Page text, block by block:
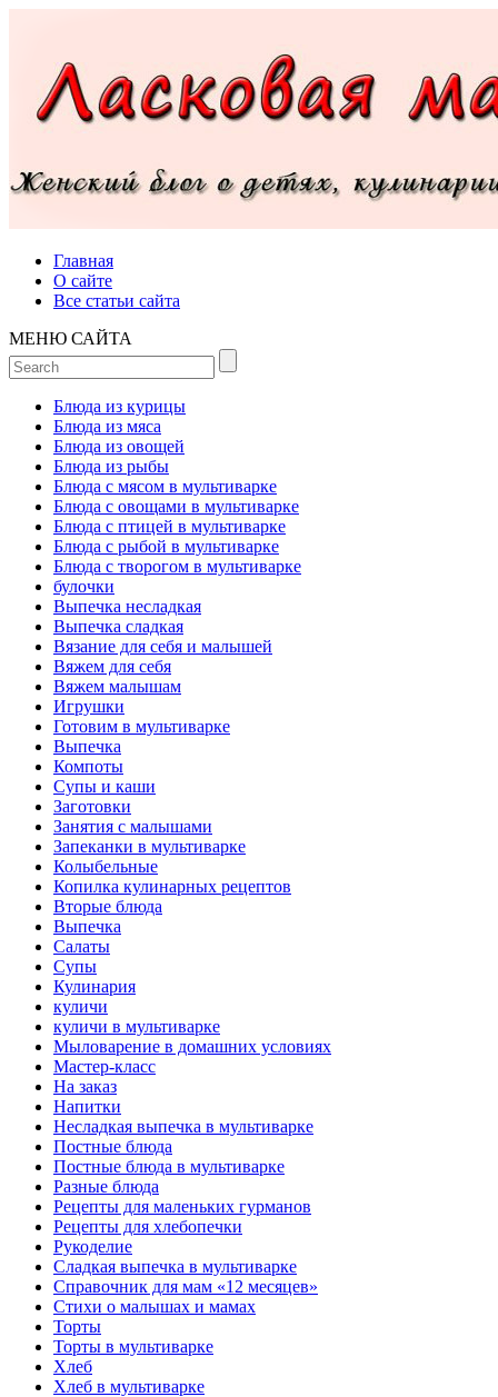
Главная
О сайте
Все статьи сайта
МЕНЮ САЙТА
Блюда из курицы
Блюда из мяса
Блюда из овощей
Блюда из рыбы
Блюда с мясом в мультиварке
Блюда с овощами в мультиварке
Блюда с птицей в мультиварке
Блюда с рыбой в мультиварке
Блюда с творогом в мультиварке
булочки
Выпечка несладкая
Выпечка сладкая
Вязание для себя и малышей
Вяжем для себя
Вяжем малышам
Игрушки
Готовим в мультиварке
Выпечка
Компоты
Супы и каши
Заготовки
Занятия с малышами
Запеканки в мультиварке
Колыбельные
Копилка кулинарных рецептов
Вторые блюда
Выпечка
Салаты
Супы
Кулинария
куличи
куличи в мультиварке
Мыловарение в домашних условиях
Мастер-класс
На заказ
Напитки
Несладкая выпечка в мультиварке
Постные блюда
Постные блюда в мультиварке
Разные блюда
Рецепты для маленьких гурманов
Рецепты для хлебопечки
Рукоделие
Сладкая выпечка в мультиварке
Справочник для мам «12 месяцев»
Стихи о малышах и мамах
Торты
Торты в мультиварке
Хлеб
Хлеб в мультиварке